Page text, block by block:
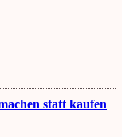
statt kaufen